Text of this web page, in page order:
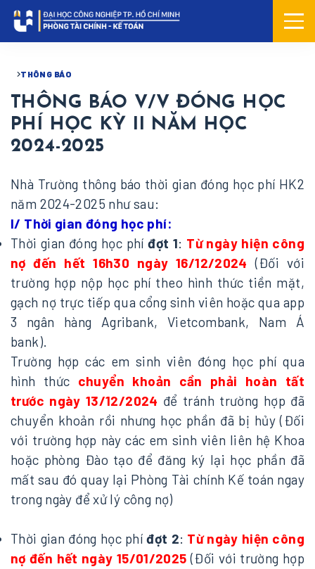
THÔNG BÁO
THÔNG BÁO V/V ĐÓNG HỌC
PHÍ HỌC KỲ II NĂM HỌC
2024-2025
Nhà Trường thông báo thời gian đóng học phí HK2
năm 2024-2025 như sau:
I/ Thời gian đóng học phí:
Thời gian đóng học phíđợt 1: Từ ngày hiện công
nợ đến hết 16h30 ngày 16/12/2024 (Đối với
trường hợp nộp học phí theo hình thức tiền mặt,
gạch nợ trực tiếp qua cổng sinh viên hoặc qua app
3 ngân hàng Agribank, Vietcombank, Nam Á
bank).
Trường hợp các em sinh viên đóng học phí qua
hình thức chuyển khoản cần phải hoàn tất
trước ngày 13/12/2024 để tránh trường hợp đã
chuyển khoản rồi nhưng học phần đã bị hủy (Đối
với trường hợp này các em sinh viên liên hệ Khoa
hoặc phòng Đào tạo để đăng ký lại học phần đã
mất sau đó quay lại Phòng Tài chính Kế toán ngay
trong ngày để xử lý công nợ)
Thời gian đóng học phíđợt 2: Từ ngày hiện công
nợ đến hết ngày 15/01/2025 (Đối với trường hợp